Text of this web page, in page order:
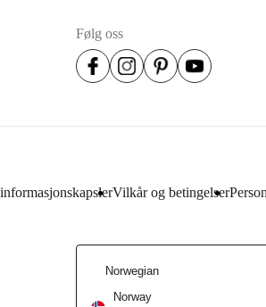
Følg oss
Vilkår og betingelser
Norwegian
Norway